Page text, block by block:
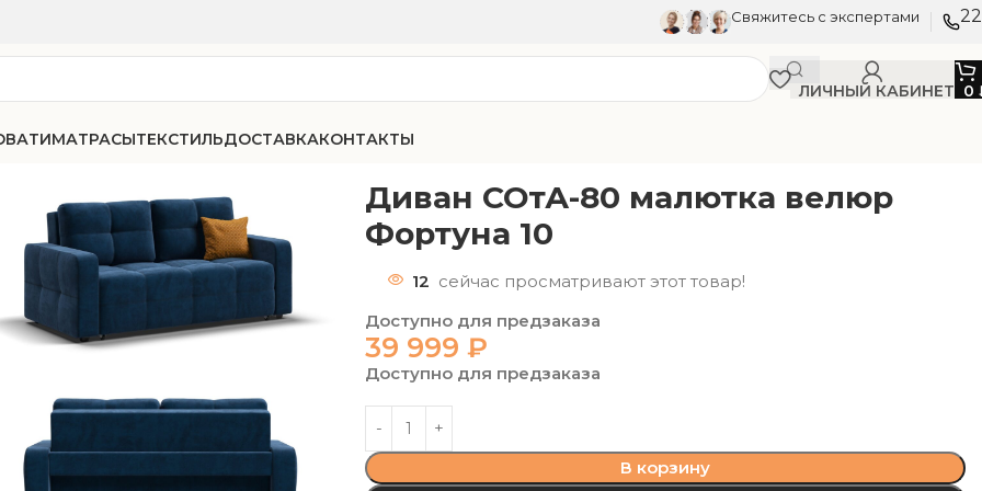
Свяжитесь с экспертами
ЛИЧНЫЙ КАБИНЕТ 0
МАТРАСЫТЕКСТИЛЬДОСТАВКАКОНТАКТЫ
Диван СОтА-80 малютка велюр
Фортуна 10
12 сейчас просматривают этот товар!
Доступно для предзаказа
39 999₽
Доступно для предзаказа
В корзину